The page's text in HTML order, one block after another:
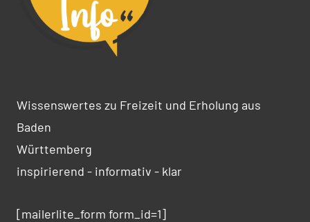
Wissenswertes zu Freizeit und Erholung aus
Baden
Württemberg
inspirierend - informativ - klar
[mailerlite_form form_id=1]